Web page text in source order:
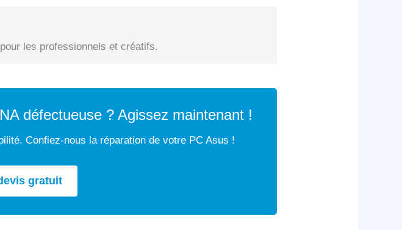
les professionnels et créatifs.
défectueuse ? Agissez maintenant !
Confiez-nous la réparation de votre PC Asus !
gratuit